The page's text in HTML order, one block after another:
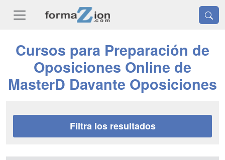
Cursos para Preparación de
Oposiciones Online de
MasterD Davante Oposiciones
Filtra los resultados